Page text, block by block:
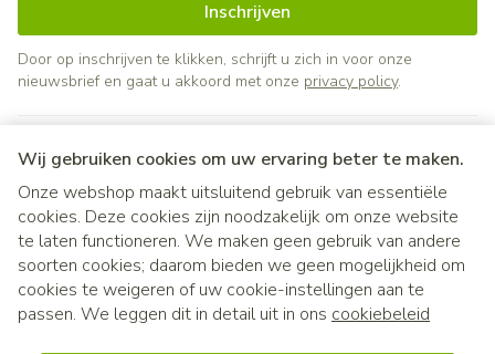
Wij gebruiken cookies om uw ervaring beter te maken.
Onze webshop maakt uitsluitend gebruik van essentiële
cookies. Deze cookies zijn noodzakelijk om onze website
te laten functioneren. We maken geen gebruik van andere
soorten cookies; daarom bieden we geen mogelijkheid om
cookies te weigeren of uw cookie-instellingen aan te
passen. We leggen dit in detail uit in ons cookiebeleid
Inschrijven
Door op inschrijven te klikken, schrijft u zich in voor onze
nieuwsbrief en gaat u akkoord met onze privacy policy.
Juridische links